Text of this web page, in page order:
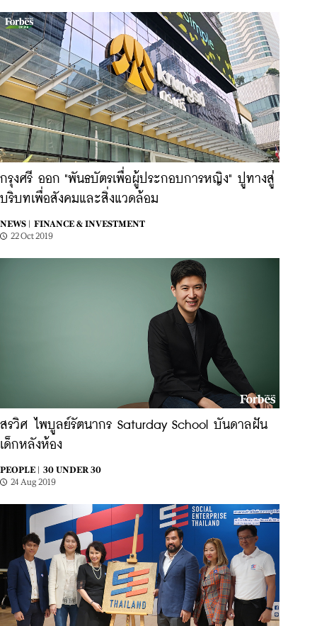
กรุงศรี ออก "พันธบัตรเพื่อผู้ประกอบการหญิง" ปูทางสู่
บริบทเพื่อสังคมและสิ่งแวดล้อม
NEWS |
FINANCE & INVESTMENT
22 Oct 2019
สรวิศ ไพบูลย์รัตนากร Saturday School บันดาลฝัน
เด็กหลังห้อง
PEOPLE |
30 UNDER 30
24 Aug 2019